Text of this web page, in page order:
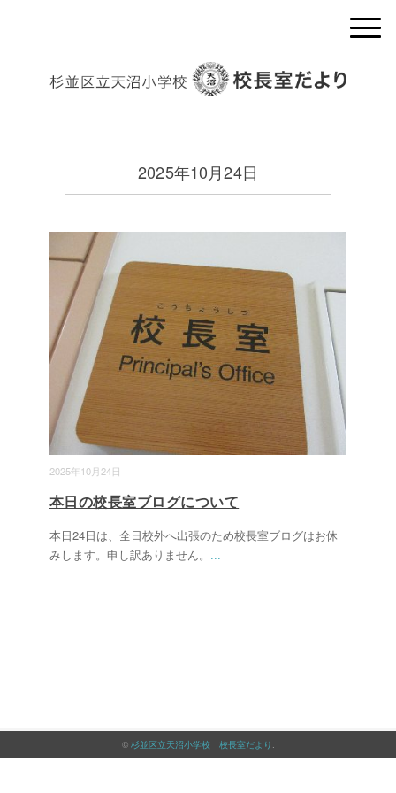
2025年10月24日
2025年10月24日
本日の校長室ブログについて
本日24日は、全日校外へ出張のため校長室ブログはお休
みします。申し訳ありません。 ...
© 杉並区立天沼小学校 校長室だより .